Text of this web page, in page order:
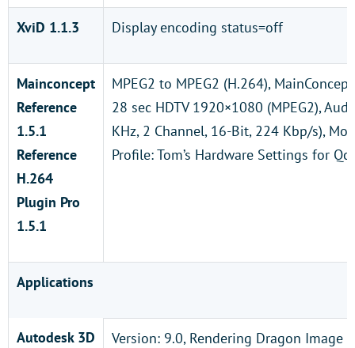
XviD 1.1.3 Display encoding status=off
Mainconcept
Reference
1.5.1
Reference
H.264
Plugin Pro
1.5.1
MPEG2 to MPEG2 (H.264),
28 sec HDTV 1920×1080 (MPEG2),
KHz, 2 Channel, 16-Bit, 224 Kbp/s),
Profile: Tom’s Hardware Settings for
Applications
Autodesk 3D
Version: 9.0, Rendering Dragon Image